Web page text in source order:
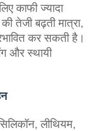
काफी ज्‍यादा
तेजी बढ़ती मात्रा,
कर सकती है।
और स्थायी
लीथियम,